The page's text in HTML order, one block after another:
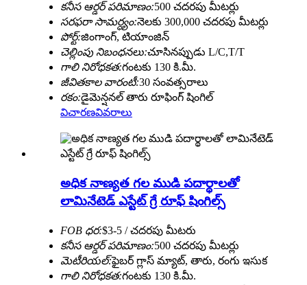
కనీస ఆర్డర్ పరిమాణం:500 చదరపు మీటర్లు
సరఫరా సామర్ధ్యం:నెలకు 300,000 చదరపు మీటర్లు
పోర్ట్:జింగాంగ్, టియాంజిన్
చెల్లింపు నిబంధనలు:చూసినప్పుడు L/C,T/T
గాలి నిరోధకత:గంటకు 130 కి.మీ.
జీవితకాల వారంటీ:30 సంవత్సరాలు
రకం:డైమెన్షనల్ తారు రూఫింగ్ షింగిల్
విచారణవివరాలు
అధిక నాణ్యత గల ముడి పదార్థాలతో
లామినేటెడ్ ఎస్టేట్ గ్రే రూఫ్ షింగిల్స్
FOB ధర:$3-5 / చదరపు మీటరు
కనీస ఆర్డర్ పరిమాణం:500 చదరపు మీటర్లు
మెటీరియల్:ఫైబర్ గ్లాస్ మ్యాట్, తారు, రంగు ఇసుక
గాలి నిరోధకత:గంటకు 130 కి.మీ.